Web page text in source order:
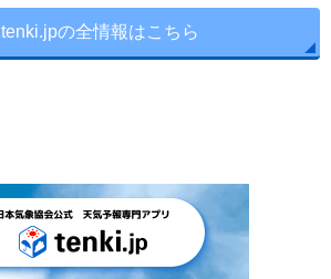
tenki.jpの全情報はこちら